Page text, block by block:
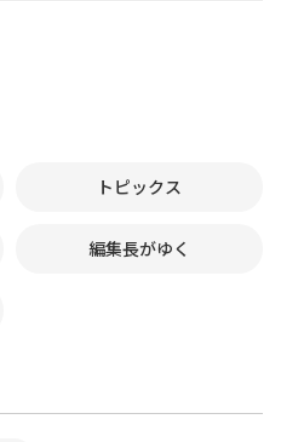
トピックス
編集長がゆく